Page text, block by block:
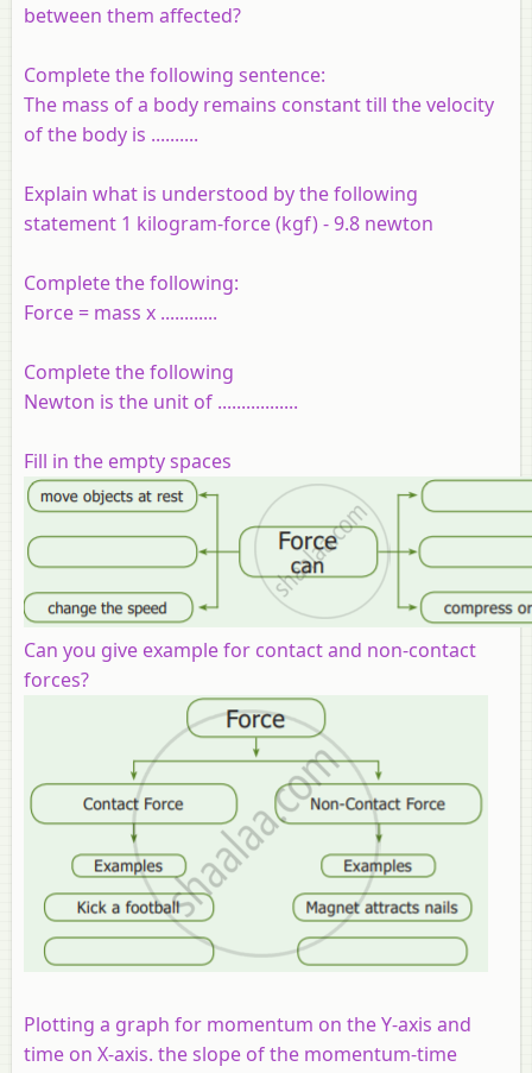
between them affected?
Complete the following sentence:
The mass of a body remains constant till the velocity
of the body is ..........
Explain what is understood by the following
statement 1 kilogram-force (kgf) - 9.8 newton
Complete the following:
Force = mass x ............
Complete the following
Newton is the unit of .................
Fill in the empty spaces
Can you give example for contact and non-contact
forces?
Plotting a graph for momentum on the Y-axis and
time on X-axis. the slope of the momentum-time